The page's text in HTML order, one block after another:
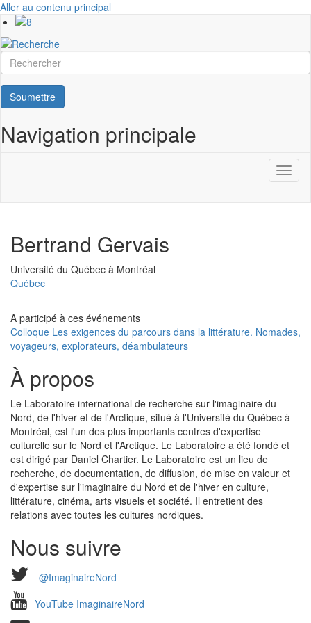
Aller au contenu principal
Rechercher
Soumettre
Navigation principale
Bertrand Gervais
Université
Université du Québec à Montréal
Québec
A participé à ces événements
Colloque Les exigences du parcours dans la littérature. Nomades,
voyageurs, explorateurs, déambulateurs
À propos
Le Laboratoire international de recherche sur l'imaginaire du
Nord, de l'hiver et de l'Arctique, situé à l'Université du Québec à
Montréal, est l'un des plus importants centres d'expertise
culturelle sur le Nord et l'Arctique. Le Laboratoire a été fondé et
est dirigé par Daniel Chartier. Le Laboratoire est un lieu de
recherche, de documentation, de diffusion, de mise en valeur et
d'expertise sur l'imaginaire du Nord et de l'hiver en culture,
littérature, cinéma, arts visuels et société. Il entretient des
relations avec toutes les cultures nordiques.
Nous suivre
@ImaginaireNord
YouTube ImaginaireNord